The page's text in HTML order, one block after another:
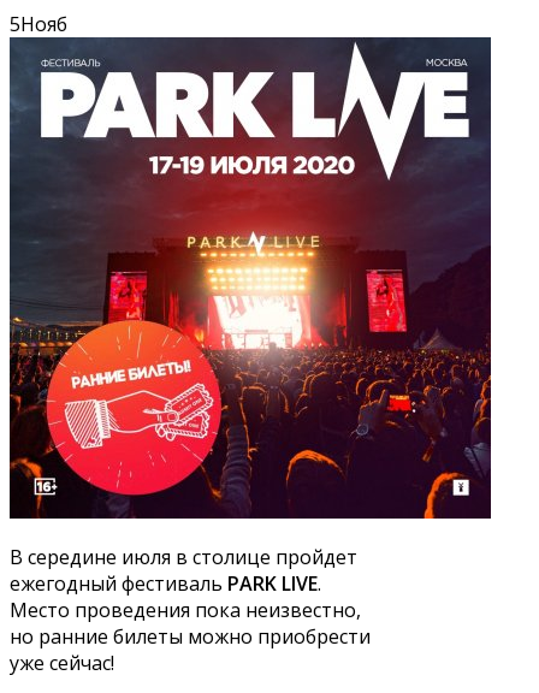
5Нояб
В середине июля в столице пройдет
ежегодный фестиваль PARK LIVE.
Место проведения пока неизвестно,
но ранние билеты можно приобрести
уже сейчас!